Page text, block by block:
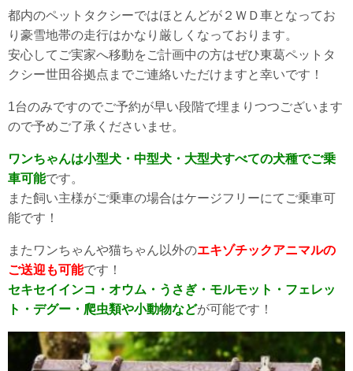
都内のペットタクシーではほとんどが２ＷＤ車となってお
り豪雪地帯の走行はかなり厳しくなっております。
安心してご実家へ移動をご計画中の方はぜひ東葛ペットタ
クシー世田谷拠点までご連絡いただけますと幸いです！
1台のみですのでご予約が早い段階で埋まりつつございます
ので予めご了承くださいませ。
ワンちゃんは小型犬・中型犬・大型犬すべての犬種でご乗
車可能です。
また飼い主様がご乗車の場合はケージフリーにてご乗車可
能です！
またワンちゃんや猫ちゃん以外のエキゾチックアニマルの
ご送迎も可能です！
セキセイインコ・オウム・うさぎ・モルモット・フェレッ
ト・デグー・爬虫類や小動物などが可能です！